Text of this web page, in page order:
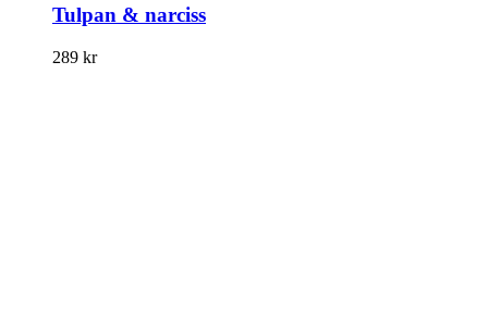
Tulpan & narciss
289 kr